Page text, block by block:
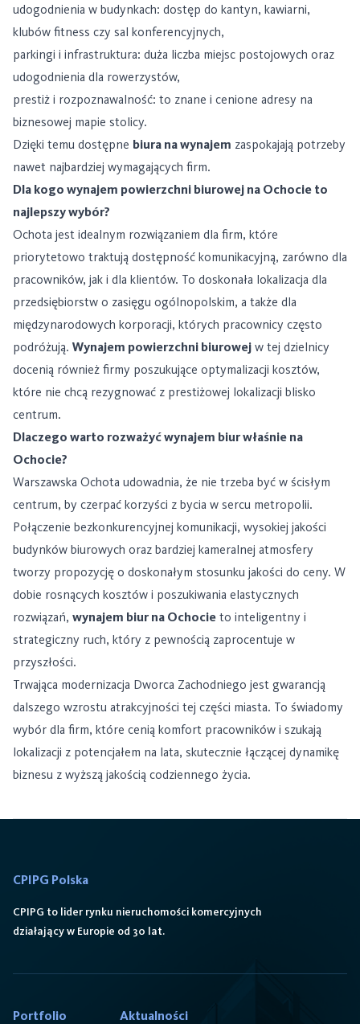
udogodnienia w budynkach: dostęp do kantyn, kawiarni,
klubów fitness czy sal konferencyjnych,
parkingi i infrastruktura: duża liczba miejsc postojowych oraz
udogodnienia dla rowerzystów,
prestiż i rozpoznawalność: to znane i cenione adresy na
biznesowej mapie stolicy.
Dzięki temu dostępne biura na wynajem zaspokajają potrzeby
nawet najbardziej wymagających firm.
Dla kogo wynajem powierzchni biurowej na Ochocie to
najlepszy wybór?
Ochota jest idealnym rozwiązaniem dla firm, które
priorytetowo traktują dostępność komunikacyjną, zarówno dla
pracowników, jak i dla klientów. To doskonała lokalizacja dla
przedsiębiorstw o zasięgu ogólnopolskim, a także dla
międzynarodowych korporacji, których pracownicy często
podróżują. Wynajem powierzchni biurowej w tej dzielnicy
docenią również firmy poszukujące optymalizacji kosztów,
które nie chcą rezygnować z prestiżowej lokalizacji blisko
centrum.
Dlaczego warto rozważyć wynajem biur właśnie na
Ochocie?
Warszawska Ochota udowadnia, że nie trzeba być w ścisłym
centrum, by czerpać korzyści z bycia w sercu metropolii.
Połączenie bezkonkurencyjnej komunikacji, wysokiej jakości
budynków biurowych oraz bardziej kameralnej atmosfery
tworzy propozycję o doskonałym stosunku jakości do ceny. W
dobie rosnących kosztów i poszukiwania elastycznych
rozwiązań, wynajem biur na Ochocie to inteligentny i
strategiczny ruch, który z pewnością zaprocentuje w
przyszłości.
Trwająca modernizacja Dworca Zachodniego jest gwarancją
dalszego wzrostu atrakcyjności tej części miasta. To świadomy
wybór dla firm, które cenią komfort pracowników i szukają
lokalizacji z potencjałem na lata, skutecznie łączącej dynamikę
biznesu z wyższą jakością codziennego życia.
CPIPG Polska
CPIPG to lider rynku nieruchomości komercyjnych
działający w Europie od 30 lat.
Portfolio Aktualności